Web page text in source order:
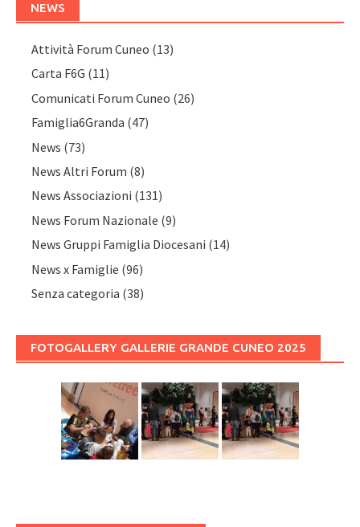
NEWS
Attività Forum Cuneo (13)
Carta F6G (11)
Comunicati Forum Cuneo (26)
Famiglia6Granda (47)
News (73)
News Altri Forum (8)
News Associazioni (131)
News Forum Nazionale (9)
News Gruppi Famiglia Diocesani (14)
News x Famiglie (96)
Senza categoria (38)
FOTOGALLERY GALLERIE GRANDE CUNEO 2025